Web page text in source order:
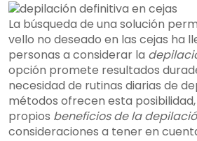
La búsqueda de una solución
vello no deseado en las cejas ha
personas a considerar la
opción promete resultados
necesidad de rutinas diarias de
métodos ofrecen esta
propios beneficios de la
consideraciones a tener en